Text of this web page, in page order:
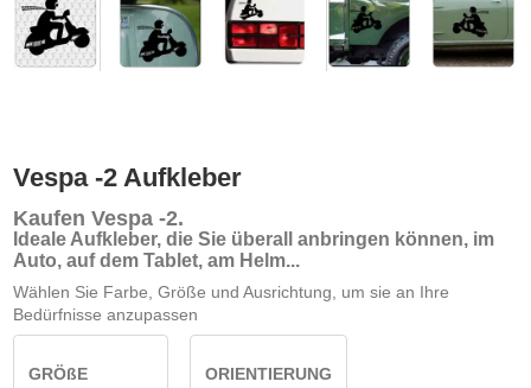
Vespa -2 Aufkleber
Kaufen Vespa -2.
Ideale Aufkleber, die Sie überall anbringen können, im
Auto, auf dem Tablet, am Helm...
Wählen Sie Farbe, Größe und Ausrichtung, um sie an Ihre
Bedürfnisse anzupassen
GRÖßE
ORIENTIERUNG